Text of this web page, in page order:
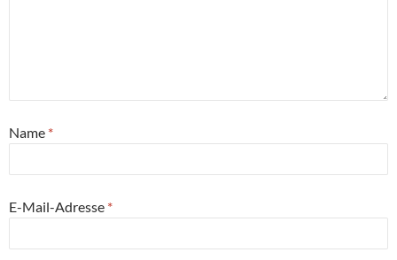
Name *
E-Mail-Adresse *